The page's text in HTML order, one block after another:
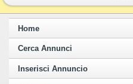
Home
Cerca Annunci
Inserisci Annuncio